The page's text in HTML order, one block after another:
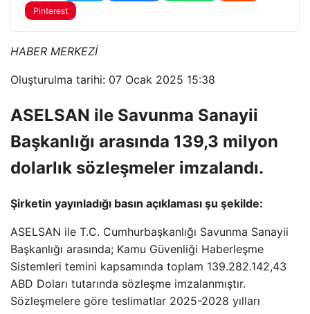
Pinterest
HABER MERKEZİ
Oluşturulma tarihi: 07 Ocak 2025 15:38
ASELSAN ile Savunma Sanayii
Başkanlığı arasında 139,3 milyon
dolarlık sözleşmeler imzalandı.
Şirketin yayınladığı basın açıklaması şu şekilde:
ASELSAN ile T.C. Cumhurbaşkanlığı Savunma Sanayii
Başkanlığı arasında; Kamu Güvenliği Haberleşme
Sistemleri temini kapsamında toplam 139.282.142,43
ABD Doları tutarında sözleşme imzalanmıştır.
Sözleşmelere göre teslimatlar 2025-2028 yılları